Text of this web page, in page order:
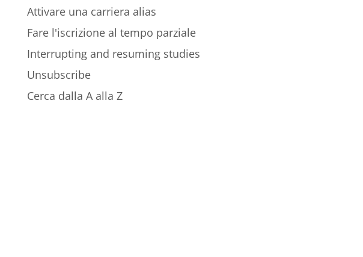
Attivare una carriera alias
Fare l'iscrizione al tempo parziale
Interrupting and resuming studies
Unsubscribe
Cerca dalla A alla Z